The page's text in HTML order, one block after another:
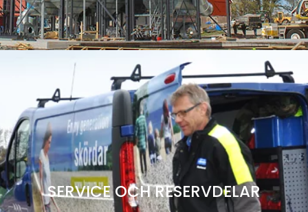
SERVICE OCH RESERVDELAR